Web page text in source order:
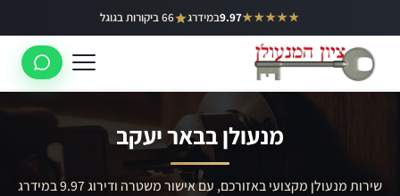
לתוכן
★★★★★
9.97במידרג 66 ביקורות בגוגל באר יעקב
ראשון לציון
רמלה
מנעולן בבאר יעקב
שירות מנעולן מקצועי באזורכם, עם אישור משטרה ודירוג 9.97 במידרג